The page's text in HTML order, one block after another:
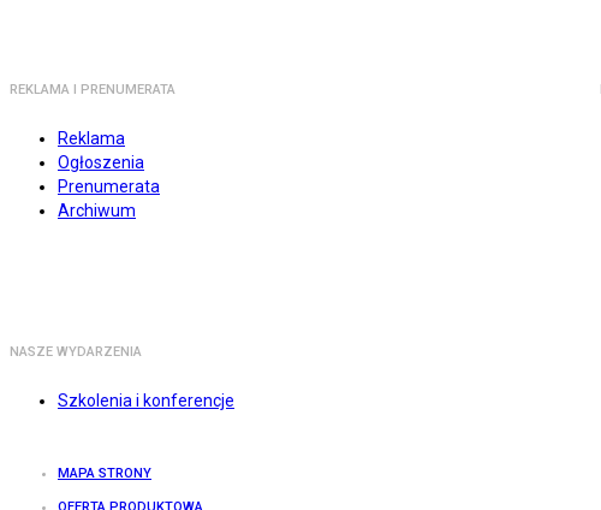
REKLAMA I PRENUMERATA
Reklama
Ogłoszenia
Prenumerata
Archiwum
NASZE WYDARZENIA
Szkolenia i konferencje
MAPA STRONY